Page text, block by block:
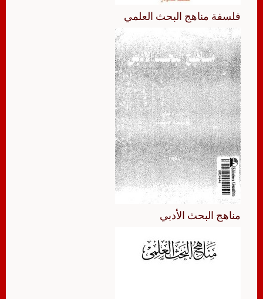
فلسفة مناهج البحث العلمي
مناهج البحث الأدبي